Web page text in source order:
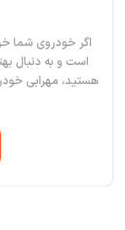
اگر خودروی شما
است و به دنبال
هستید، مهرابی